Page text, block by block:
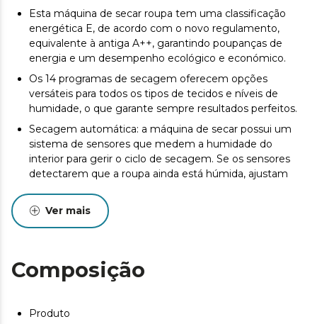
Esta máquina de secar roupa tem uma classificação
energética E, de acordo com o novo regulamento,
equivalente à antiga A++, garantindo poupanças de
energia e um desempenho ecológico e económico.
Os 14 programas de secagem oferecem opções
versáteis para todos os tipos de tecidos e níveis de
humidade, o que garante sempre resultados perfeitos.
Secagem automática: a máquina de secar possui um
sistema de sensores que medem a humidade do
interior para gerir o ciclo de secagem. Se os sensores
detectarem que a roupa ainda está húmida, ajustam
e eficiente.
A função SpaCare esteriliza a roupa a vapor durante a
limpeza completa da sua roupa.
reduz os vincos, o que facilita a passagem a ferro.
Ver mais
Composição
Produto